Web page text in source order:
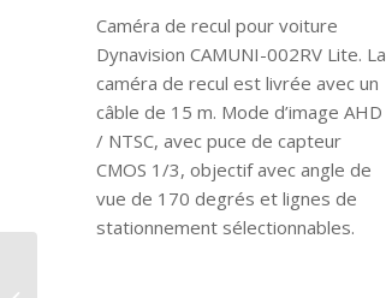
Caméra de recul pour voiture
Dynavision CAMUNI-002RV Lite. La
caméra de recul est livrée avec un
câble de 15 m. Mode d’image AHD
/ NTSC, avec puce de capteur
CMOS 1/3, objectif avec angle de
vue de 170 degrés et lignes de
stationnement sélectionnables.